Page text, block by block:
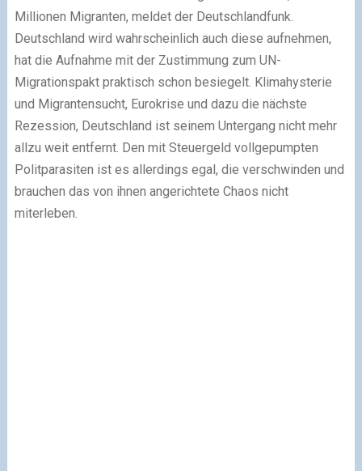
Millionen Migranten, meldet der Deutschlandfunk.
Deutschland wird wahrscheinlich auch diese aufnehmen,
hat die Aufnahme mit der Zustimmung zum UN-
Migrationspakt praktisch schon besiegelt. Klimahysterie
und Migrantensucht, Eurokrise und dazu die nächste
Rezession, Deutschland ist seinem Untergang nicht mehr
allzu weit entfernt. Den mit Steuergeld vollgepumpten
Politparasiten ist es allerdings egal, die verschwinden und
brauchen das von ihnen angerichtete Chaos nicht
miterleben.